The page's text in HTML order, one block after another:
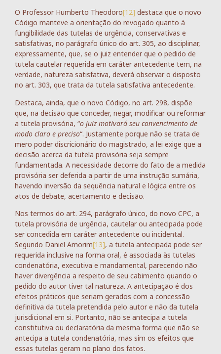
O Professor Humberto Theodoro[12] destaca que o novo
Código manteve a orientação do revogado quanto à
fungibilidade das tutelas de urgência, conservativas e
satisfativas, no parágrafo único do art. 305, ao disciplinar,
expressamente, que, se o juiz entender que o pedido de
tutela cautelar requerida em caráter antecedente tem, na
verdade, natureza satisfativa, deverá observar o disposto
no art. 303, que trata da tutela satisfativa antecedente.
Destaca, ainda, que o novo Código, no art. 298, dispõe
que, na decisão que conceder, negar, modificar ou reformar
a tutela provisória, “o juiz motivará seu convencimento de
modo claro e preciso“. Justamente porque não se trata de
mero poder discricionário do magistrado, a lei exige que a
decisão acerca da tutela provisória seja sempre
fundamentada. A necessidade decorre do fato de a medida
provisória ser deferida a partir de uma instrução sumária,
havendo inversão da sequência natural e lógica entre os
atos de debate, acertamento e decisão.
Nos termos do art. 294, parágrafo único, do novo CPC, a
tutela provisória de urgência, cautelar ou antecipada pode
ser concedida em caráter antecedente ou incidental.
Segundo Daniel Amorim[13], a tutela antecipada pode ser
requerida inclusive na forma oral, é associada às tutelas
condenatória, executiva e mandamental, parecendo não
haver divergência a respeito de seu cabimento quando o
pedido do autor tiver tal natureza. A antecipação é dos
efeitos práticos que seriam gerados com a concessão
definitiva da tutela pretendida pelo autor e não da tutela
jurisdicional em si. Portanto, não se antecipa a tutela
constitutiva ou declaratória da mesma forma que não se
antecipa a tutela condenatória, mas sim os efeitos que
essas tutelas geram no plano dos fatos.